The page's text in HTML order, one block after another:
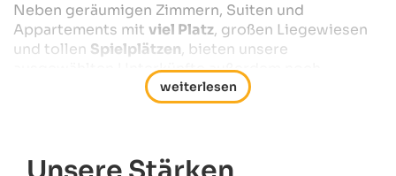
Neben geräumigen Zimmern, Suiten und
Appartements mit viel Platz, großen Liegewiesen
und tollen Spielplätzen, bieten unsere
ausgewählten Unterkünfte außerdem noch
Aktiv-Programme
spezielleKindermenüs
Urlaub mit der Familie in Südtirol ist auch für